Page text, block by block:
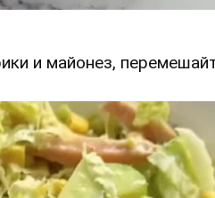
и майонез,